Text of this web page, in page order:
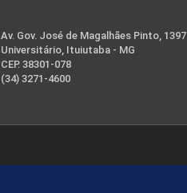
Av. Gov. José de Magalhães Pinto, 1397
Universitário, Ituiutaba - MG
CEP. 38301-078
(34) 3271-4600